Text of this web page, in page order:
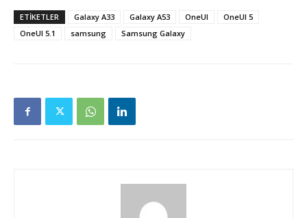
ETIKETLER Galaxy A33 Galaxy A53 OneUI
OneUI 5
OneUI 5.1
samsung Samsung Galaxy